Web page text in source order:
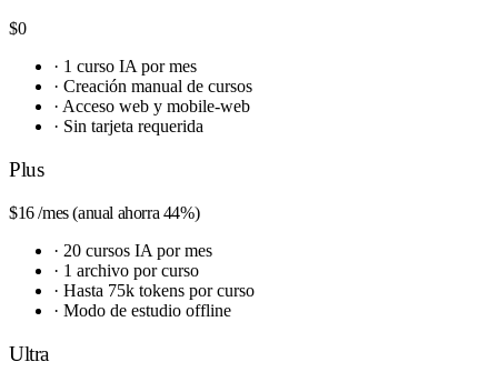
$0
· 1 curso IA por mes
· Creación manual de cursos
· Acceso web y mobile-web
· Sin tarjeta requerida
Plus
$16/mes (anual ahorra 44%)
· 20 cursos IA por mes
· 1 archivo por curso
· Hasta 75k tokens por curso
· Modo de estudio offline
Ultra